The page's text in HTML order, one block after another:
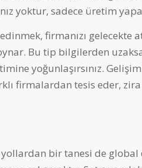
yoktur, sadece üretim
firmanızı gelecekte
Bu tip bilgilerden
yoğunlaşırsınız.
firmalardan tesis eder,
bir tanesi de global